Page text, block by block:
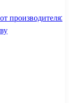
производителя: